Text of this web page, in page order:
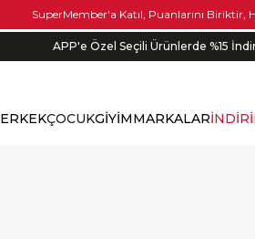
SuperMember'a Katıl, Puanlarını Biriktir,
Siparişin 1-3 iş günü içerisinde
APP'e Özel Seçili Ürünlerde %15
ERKEKÇOCUKGİYİMMARKALAR